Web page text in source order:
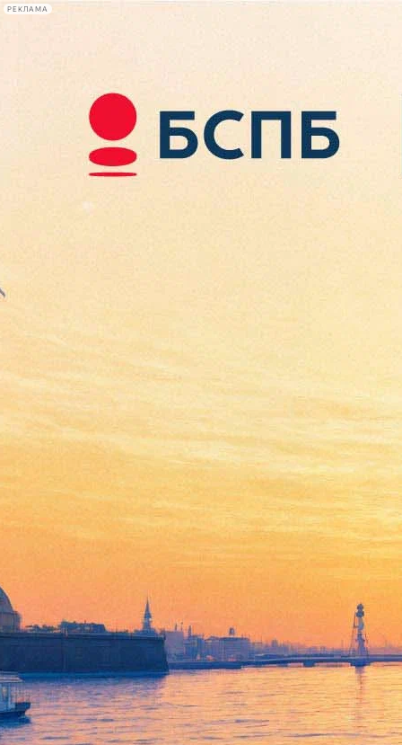
РЕКЛАМА
Сегодня:
2026.08.08
20:15
Афиша Plus
"Бен-Гур" Бекмамбетова
проваливается в прокате
25 августа 2016,03:29 Версия для печати
Эпическая бибилейская драма, снятая в Голливуде российским
режиссером и продюсером Тимуром Бекмамбетовым, может
недосчитаться по итогам проката свыше $100 млн. Такой
прогноз озвучили независимые эксперты, сообщаетThe
Variety. Источники, близкие к MGM и Paramount Pictures,
заявляют об убытках между $60 млн и $75 млн., надеясь на
успешную продажу дисков с картиной.